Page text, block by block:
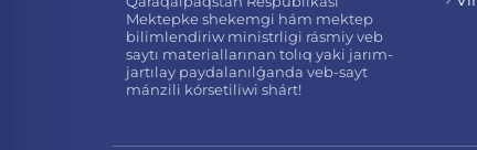
Mektepke shekemgi hám mektep
bilimlendiriw ministrligi rásmiy veb
saytı materiallarınan tolıq yaki jarım-
jartılay paydalanılǵanda veb-sayt
mánzili kórsetiliwi shárt!